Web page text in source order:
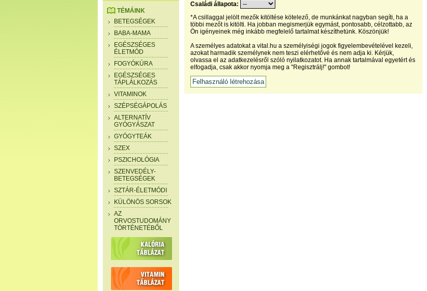
TÉMÁINK
BETEGSÉGEK
BABA-MAMA
EGÉSZSÉGES
ÉLETMÓD
FOGYÓKÚRA
EGÉSZSÉGES
TÁPLÁLKOZÁS
VITAMINOK
SZÉPSÉGÁPOLÁS
ALTERNATÍV
GYÓGYÁSZAT
GYÓGYTEÁK
SZEX
PSZICHOLÓGIA
SZENVEDÉLY-
BETEGSÉGEK
SZTÁR-ÉLETMÓDI
KÜLÖNÖS SORSOK
AZ
ORVOSTUDOMÁNY
TÖRTÉNETÉBŐL
Családi állapota:
*A csillaggal jelölt mezők kitöltése kötelező, de munkánkat nagyban segíti, ha a
többi mezőt is kitölti. Ha jobban megismerjük egymást, pontosabb, célzottabb, az
Ön igényeinek még inkább megfelelő tartalmat készíthetünk. Köszönjük!
A személyes adatokat a vital.hu a személyiségi jogok figyelembevételével kezeli,
azokat harmadik személynek nem teszi elérhetővé és nem adja ki. Kérjük,
olvassa el az adatkezelésről szóló nyilatkozatot. Ha annak tartalmával egyetért és
elfogadja, csak akkor nyomja meg a "Regisztrálj!" gombot!